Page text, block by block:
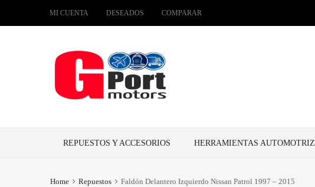
MI CUENTA DESEADOS COMPARAR
REPUESTOS Y ACCESORIOS HERRAMIENTAS AUTOMOTRIZ
Home Repuestos Faldón Delantero Izquierdo Nissan Patrol 1997 – 2015